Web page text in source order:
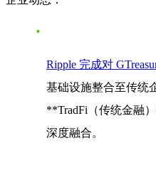
Ripple 完成对
基础设施整合至传统
**TradFi（传统金融
深度融合。